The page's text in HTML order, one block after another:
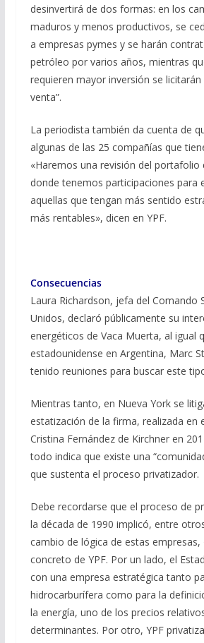
desinvertirá de dos formas: en los
maduros y menos productivos, se
a empresas pymes y se harán
petróleo por varios años, mientras
requieren mayor inversión se
venta”.
La periodista también da cuenta de
algunas de las 25 compañías que
«Haremos una revisión del portafolio
donde tenemos participaciones para
aquellas que tengan más sentido
más rentables», dicen en YPF.
Consecuencias
Laura Richardson, jefa del Comando
Unidos, declaró públicamente su
energéticos de Vaca Muerta, al igual
estadounidense en Argentina, Marc
tenido reuniones para buscar este
Mientras tanto, en Nueva York se
estatización de la firma, realizada en
Cristina Fernández de Kirchner en
todo indica que existe una
que sustenta el proceso privatizador.
Debe recordarse que el proceso de
la década de 1990 implicó, entre
cambio de lógica de estas
concreto de YPF. Por un lado, el
con una empresa estratégica tanto
hidrocarburífera como para la
la energía, uno de los precios
determinantes. Por otro, YPF